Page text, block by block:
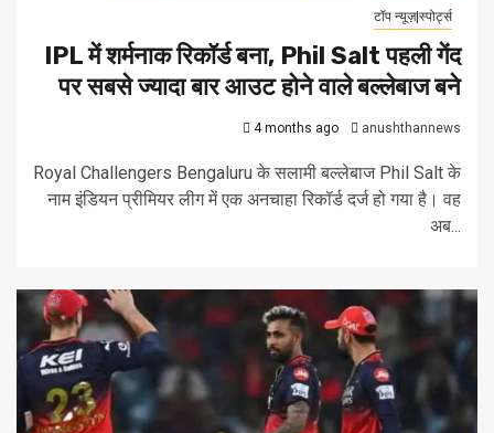
टॉप न्यूज़|स्पोर्ट्स
IPL में शर्मनाक रिकॉर्ड बना, Phil Salt पहली गेंद
पर सबसे ज्यादा बार आउट होने वाले बल्लेबाज बने
4 months ago anushthannews
Royal Challengers Bengaluru के सलामी बल्लेबाज Phil Salt के
नाम इंडियन प्रीमियर लीग में एक अनचाहा रिकॉर्ड दर्ज हो गया है। वह
अब...